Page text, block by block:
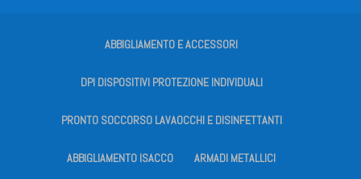
ABBIGLIAMENTO E ACCESSORI
DPI DISPOSITIVI PROTEZIONE INDIVIDUALI
PRONTO SOCCORSO LAVAOCCHI E DISINFETTANTI
ABBIGLIAMENTO ISACCO ARMADI METALLICI